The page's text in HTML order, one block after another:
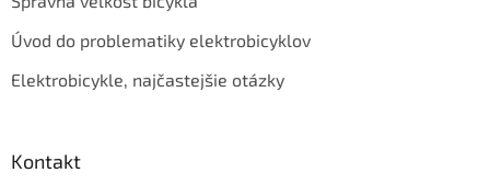
Úvod do problematiky elektrobicyklov
Elektrobicykle, najčastejšie otázky
Kontakt